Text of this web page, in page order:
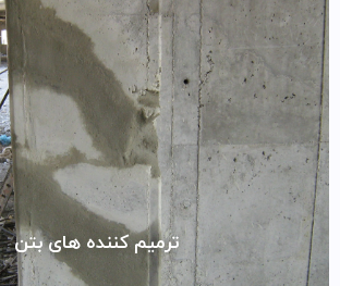
ترمیم کننده های بتن